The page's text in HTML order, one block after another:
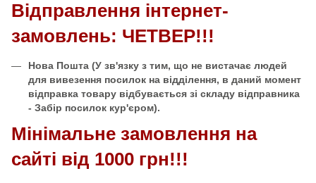
Відправлення інтернет-
замовлень: ЧЕТВЕР!!!
Нова Пошта (У зв'язку з тим, що не вистачає людей
для вивезення посилок на відділення, в даний момент
відправка товару відбувається зі складу відправника
- Забір посилок кур'єром).
Мінімальне замовлення на
сайті від 1000 грн!!!